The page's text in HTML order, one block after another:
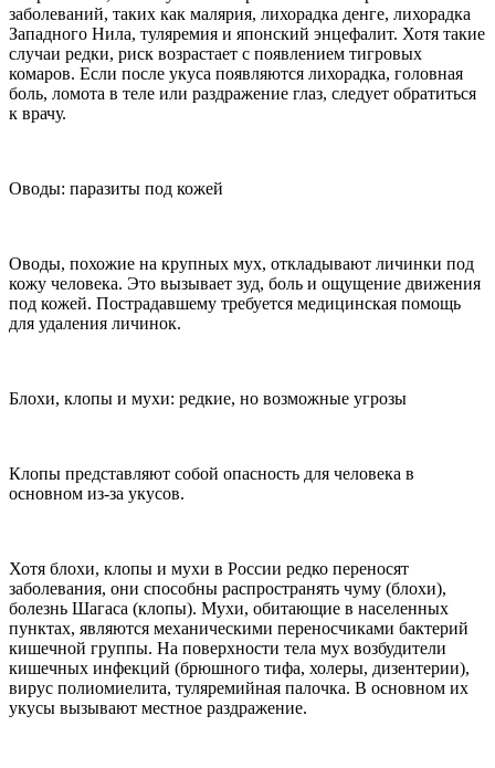
заболеваний, таких как малярия, лихорадка денге, лихорадка
Западного Нила, туляремия и японский энцефалит. Хотя такие
случаи редки, риск возрастает с появлением тигровых
комаров. Если после укуса появляются лихорадка, головная
боль, ломота в теле или раздражение глаз, следует обратиться
к врачу.
Оводы: паразиты под кожей
Оводы, похожие на крупных мух, откладывают личинки под
кожу человека. Это вызывает зуд, боль и ощущение движения
под кожей. Пострадавшему требуется медицинская помощь
для удаления личинок.
Блохи, клопы и мухи: редкие, но возможные угрозы
Клопы представляют собой опасность для человека в
основном из-за укусов.
Хотя блохи, клопы и мухи в России редко переносят
заболевания, они способны распространять чуму (блохи),
болезнь Шагаса (клопы). Мухи, обитающие в населенных
пунктах, являются механическими переносчиками бактерий
кишечной группы. На поверхности тела мух возбудители
кишечных инфекций (брюшного тифа, холеры, дизентерии),
вирус полиомиелита, туляремийная палочка. В основном их
укусы вызывают местное раздражение.